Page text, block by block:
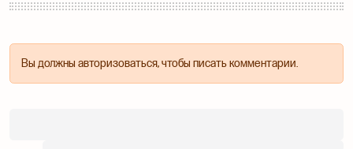
Вы должны авторизоваться, чтобы писать комментарии.